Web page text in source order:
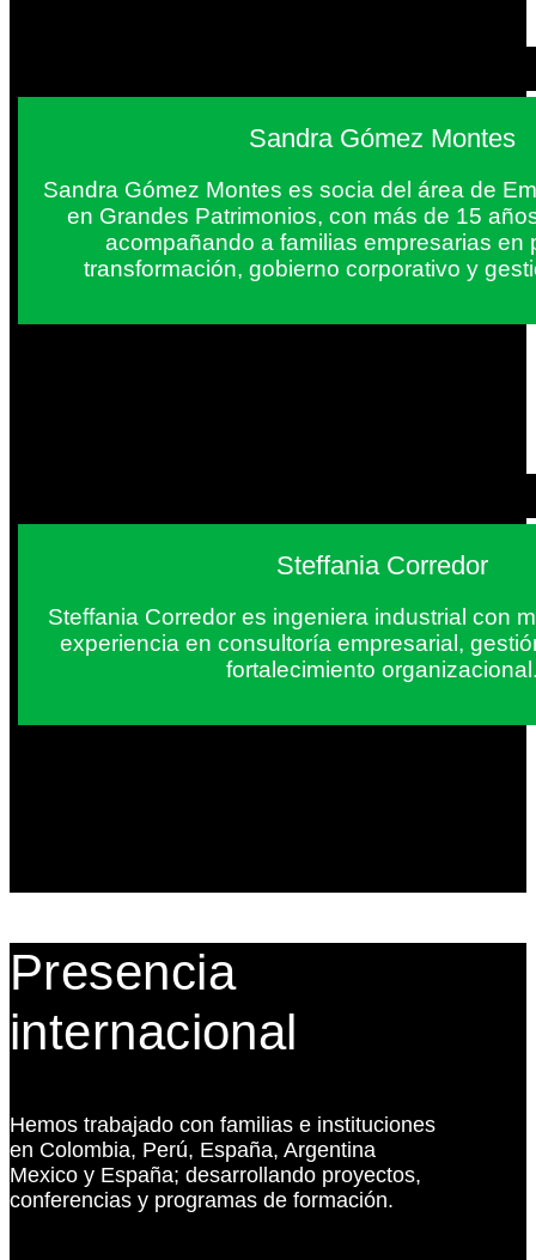
Sandra Gómez Montes
Sandra Gómez Montes es socia del área de
en Grandes Patrimonios, con más de 15
acompañando a familias empresarias en
transformación, gobierno corporativo y
Steffania Corredor
Steffania Corredor es ingeniera industrial con
experiencia en consultoría empresarial,
fortalecimiento
Presencia
internacional
Hemos trabajado con familias e instituciones
en Colombia, Perú, España, Argentina
Mexico y España; desarrollando proyectos,
conferencias y programas de formación.